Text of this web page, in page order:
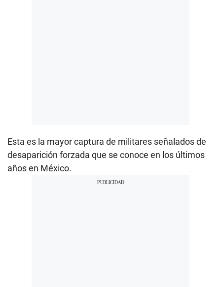
Esta es la mayor captura de militares señalados de
desaparición forzada que se conoce en los últimos
años en México.